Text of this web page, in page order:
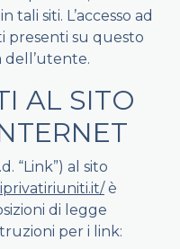
siti. L’accesso ad
presenti su questo
dell’utente.
AL SITO
“Link”) al sito
è
di legge
per i link: